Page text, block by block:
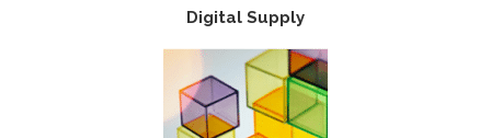
Digital Supply